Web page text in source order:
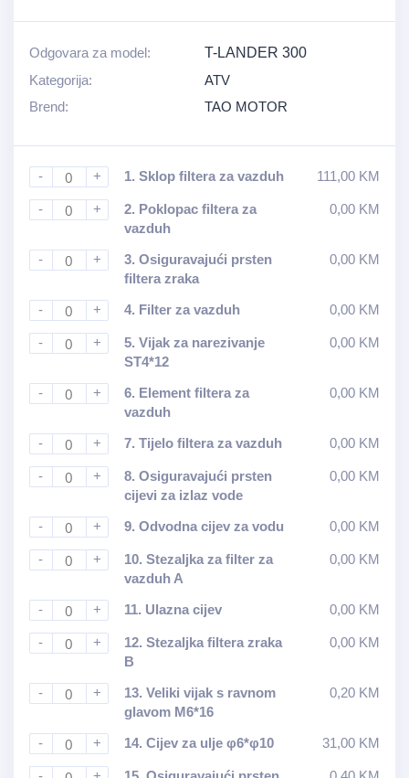
Odgovara za model:
T-LANDER 300
Kategorija:
ATV
Brend:
TAO MOTOR
- + 1. Sklop filtera za vazduh 111,00 KM
- + 2. Poklopac filtera za
vazduh
0,00 KM
- + 3. Osiguravajući prsten
filtera zraka
0,00 KM
- + 4. Filter za vazduh 0,00 KM
- + 5. Vijak za narezivanje
ST4*12
0,00 KM
- + 6. Element filtera za
vazduh
0,00 KM
- + 7. Tijelo filtera za vazduh 0,00 KM
- + 8. Osiguravajući prsten
cijevi za izlaz vode
0,00 KM
- + 9. Odvodna cijev za vodu 0,00 KM
- + 10. Stezaljka za filter za
vazduh A
0,00 KM
- + 11. Ulazna cijev 0,00 KM
- + 12. Stezaljka filtera zraka
B
0,00 KM
- + 13. Veliki vijak s ravnom
glavom M6*16
0,20 KM
- + 14. Cijev za ulje φ6*φ10 31,00 KM